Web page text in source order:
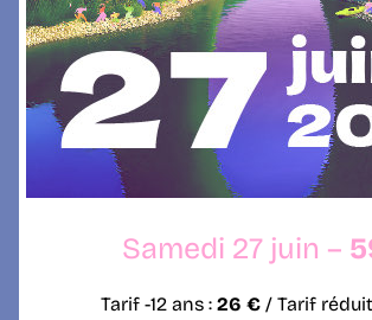
Samedi 27 juin –
Tarif -12 ans : 26 € / Tarif